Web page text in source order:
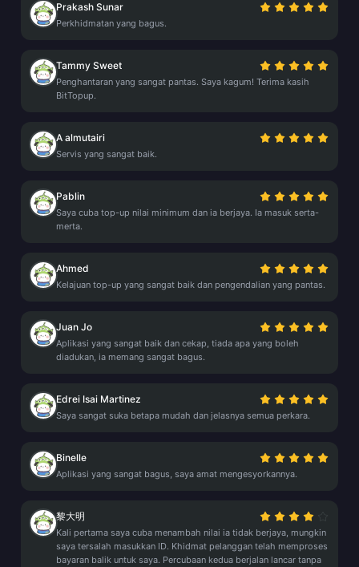
Prakash Sunar
Perkhidmatan yang bagus.
Tammy Sweet
Penghantaran yang sangat pantas. Saya kagum! Terima kasih
BitTopup.
A almutairi
Servis yang sangat baik.
Pablin
Saya cuba top-up nilai minimum dan ia berjaya. Ia masuk serta-
merta.
Ahmed
Kelajuan top-up yang sangat baik dan pengendalian yang pantas.
Juan Jo
Aplikasi yang sangat baik dan cekap, tiada apa yang boleh
diadukan, ia memang sangat bagus.
Edrei Isai Martinez
Saya sangat suka betapa mudah dan jelasnya semua perkara.
Binelle
Aplikasi yang sangat bagus, saya amat mengesyorkannya.
黎大明
Kali pertama saya cuba menambah nilai ia tidak berjaya, mungkin
saya tersalah masukkan ID. Khidmat pelanggan telah memproses
bayaran balik untuk saya. Percubaan kedua berjalan lancar tanpa